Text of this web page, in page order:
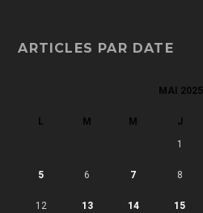
ARTICLES PAR DATE
MAI 2025
L M M J
1
5 6 7 8
12 13 14 15